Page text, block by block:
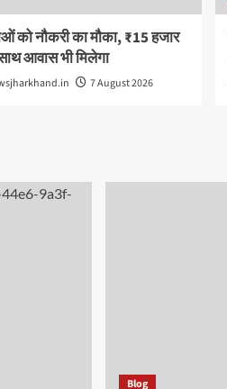
को नौकरी का मौका, ₹15 हजार
आवास भी मिलेगा
7 August 2026
Blog